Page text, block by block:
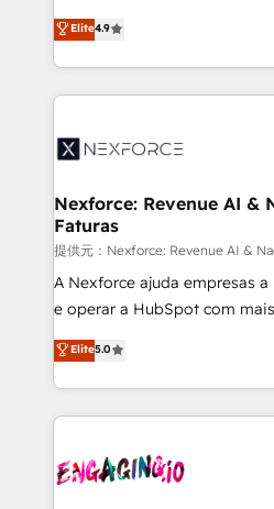
technical know-how and
need to succeed.
Elite Partner. With 500+
Brazil, and LATAM, we
regional experience. Today,
HubSpot Elite
Implementation & Migration
Station, Freshdesk, Intercom,
objects, automations, and
growth. 🚀 AI-Driven GTM Orchestration Unify
HubSpot with LinkedIn,
media, and AI voice to drive pipeline. 🤖
prospecting, follow-ups,
knowledge retrieval—built in HubSpot.
advanced optimization & adoption 📍 São
• Des Moines, IA • New York, NY
Elite4.9
Nexforce: Revenue AI &
Faturas
提供元：Nexforce: Revenue AI &
A Nexforce ajuda empresas
e operar a HubSpot com
previsibilidade de receita. Combinamos Revenue
Operations (RevOps) e
estruturar processos integrar
dados e automatizar
operacional de receita
Elite5.0